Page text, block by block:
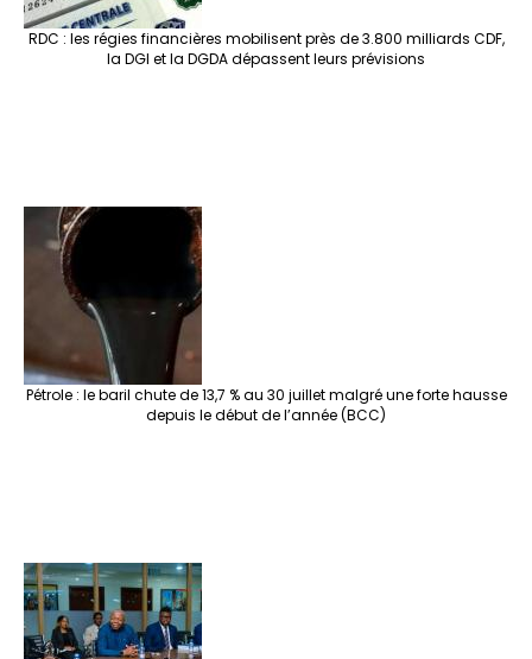
RDC : les régies financières mobilisent près de 3.800 milliards CDF,
la DGI et la DGDA dépassent leurs prévisions
Pétrole : le baril chute de 13,7 % au 30 juillet malgré une forte hausse
depuis le début de l’année (BCC)